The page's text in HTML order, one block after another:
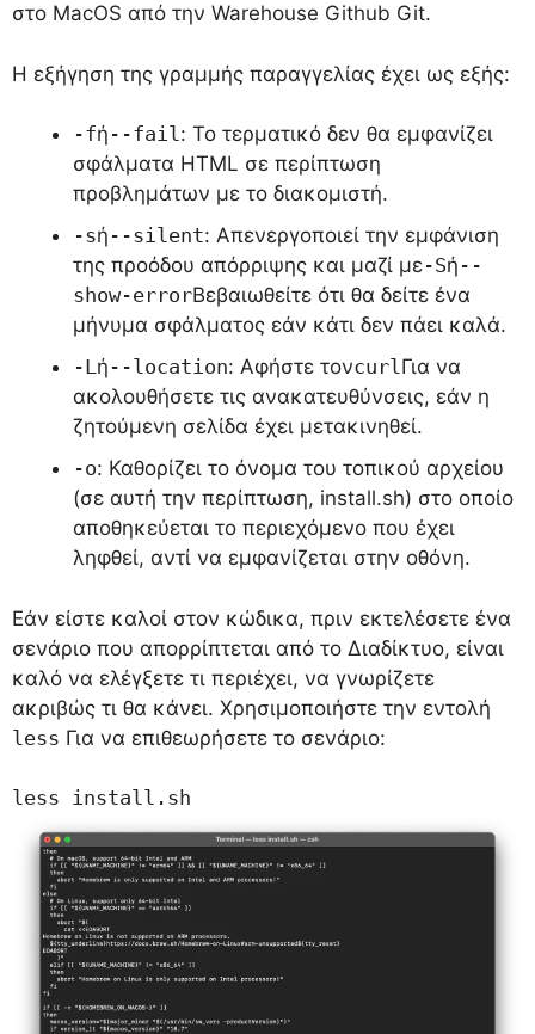
στο MacOS από την Warehouse Github Git.
Η εξήγηση της γραμμής παραγγελίας έχει ως εξής:
-fή --fail: Το τερματικό δεν θα εμφανίζει
σφάλματα HTML σε περίπτωση
προβλημάτων με το διακομιστή.
-sή --silent: Απενεργοποιεί την εμφάνιση
της προόδου απόρριψης και μαζί με-Sή --
show-errorΒεβαιωθείτε ότι θα δείτε ένα
μήνυμα σφάλματος εάν κάτι δεν πάει καλά.
-Lή --location: Αφήστε τονcurlΓια να
ακολουθήσετε τις ανακατευθύνσεις, εάν η
ζητούμενη σελίδα έχει μετακινηθεί.
-o: Καθορίζει το όνομα του τοπικού αρχείου
(σε αυτή την περίπτωση, install.sh) στο οποίο
αποθηκεύεται το περιεχόμενο που έχει
ληφθεί, αντί να εμφανίζεται στην οθόνη.
Εάν είστε καλοί στον κώδικα, πριν εκτελέσετε ένα
σενάριο που απορρίπτεται από το Διαδίκτυο, είναι
καλό να ελέγξετε τι περιέχει, να γνωρίζετε
ακριβώς τι θα κάνει. Χρησιμοποιήστε την εντολή
less Για να επιθεωρήσετε το σενάριο:
less install.sh